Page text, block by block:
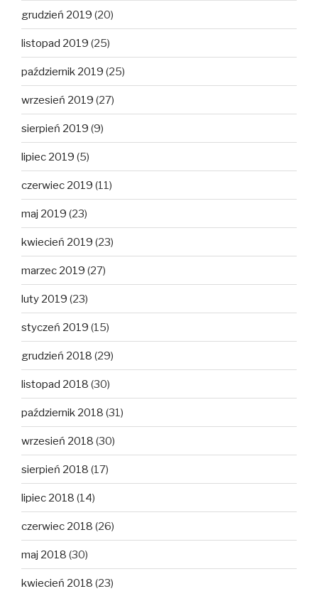
grudzień 2019 (20)
listopad 2019 (25)
październik 2019 (25)
wrzesień 2019 (27)
sierpień 2019 (9)
lipiec 2019 (5)
czerwiec 2019 (11)
maj 2019 (23)
kwiecień 2019 (23)
marzec 2019 (27)
luty 2019 (23)
styczeń 2019 (15)
grudzień 2018 (29)
listopad 2018 (30)
październik 2018 (31)
wrzesień 2018 (30)
sierpień 2018 (17)
lipiec 2018 (14)
czerwiec 2018 (26)
maj 2018 (30)
kwiecień 2018 (23)